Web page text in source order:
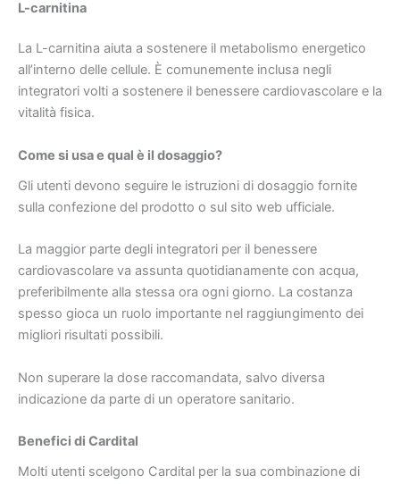
L-carnitina
La L-carnitina aiuta a sostenere il metabolismo energetico
all’interno delle cellule. È comunemente inclusa negli
integratori volti a sostenere il benessere cardiovascolare e la
vitalità fisica.
Come si usa e qual è il dosaggio?
Gli utenti devono seguire le istruzioni di dosaggio fornite
sulla confezione del prodotto o sul sito web ufficiale.
La maggior parte degli integratori per il benessere
cardiovascolare va assunta quotidianamente con acqua,
preferibilmente alla stessa ora ogni giorno. La costanza
spesso gioca un ruolo importante nel raggiungimento dei
migliori risultati possibili.
Non superare la dose raccomandata, salvo diversa
indicazione da parte di un operatore sanitario.
Benefici di Cardital
Molti utenti scelgono Cardital per la sua combinazione di